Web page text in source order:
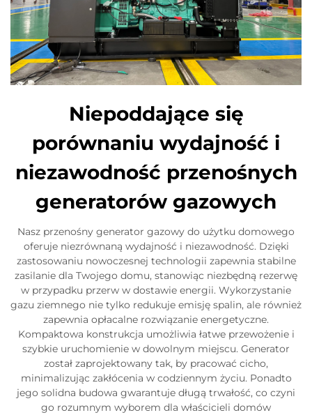
Niepoddające się
porównaniu wydajność i
niezawodność przenośnych
generatorów gazowych
Nasz przenośny generator gazowy do użytku domowego
oferuje niezrównaną wydajność i niezawodność. Dzięki
zastosowaniu nowoczesnej technologii zapewnia stabilne
zasilanie dla Twojego domu, stanowiąc niezbędną rezerwę
w przypadku przerw w dostawie energii. Wykorzystanie
gazu ziemnego nie tylko redukuje emisję spalin, ale również
zapewnia opłacalne rozwiązanie energetyczne.
Kompaktowa konstrukcja umożliwia łatwe przewożenie i
szybkie uruchomienie w dowolnym miejscu. Generator
został zaprojektowany tak, by pracować cicho,
minimalizując zakłócenia w codziennym życiu. Ponadto
jego solidna budowa gwarantuje długą trwałość, co czyni
go rozumnym wyborem dla właścicieli domów